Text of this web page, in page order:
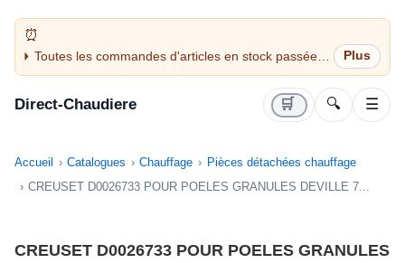
Toutes les commandes d'articles en stock passées
avant 14H sont expédiées le jour même (jours
Direct-Chaudiere 🛒 🔍 ☰
Accueil Catalogues Chauffage
Pièces détachées chauffage
CREUSET D0026733 POUR POELES GRANULES DEVILLE 7...
CREUSET D0026733 POUR POELES GRANULES